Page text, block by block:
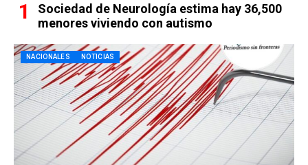
Sociedad de Neurología estima hay 36,500
menores viviendo con autismo
NACIONALES NOTICIAS